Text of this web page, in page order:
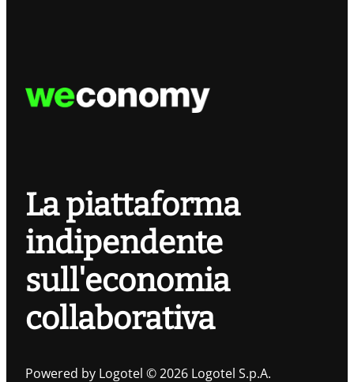
La piattaforma
indipendente
sull'economia
collaborativa
Powered by Logotel © 2026 Logotel S.p.A.